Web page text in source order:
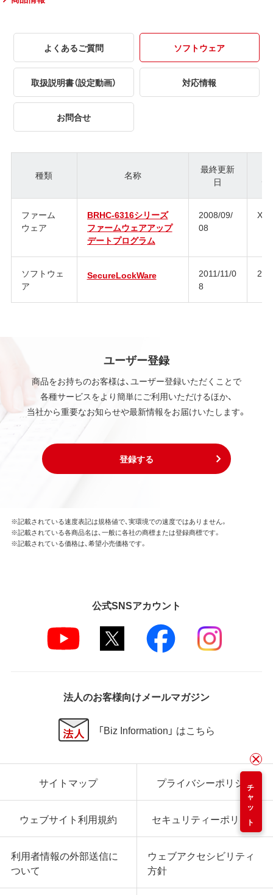
よくあるご質問 ソフトウェア
取扱説明書（設定動画） 対応情報
お問合せ
種類 名称
最終更新
日
ジ
ファーム
ウェア
BRHC-6316シリーズ
ファームウェアアップ
デートプログラム
2008/09/
08
ソフトウェ
ア
SecureLockWare
2011/11/0
8
ユーザー登録
商品をお持ちのお客様は、ユーザー登録いただくことで
各種サービスをより簡単にご利用いただけるほか、
当社から重要なお知らせや最新情報をお届けいたします。
登録する
チャット
※記載されている速度表記は規格値で、実環境での速度ではありません。
※記載されている各商品名は、一般に各社の商標または登録商標です。
※記載されている価格は、希望小売価格です。
公式SNSアカウント
法人のお客様向けメールマガジン
「Biz Information」 はこちら
サイトマップ プライバシーポリシー
ウェブサイト利用規約 セキュリティーポリシー
利用者情報の外部送信に
ついて
ウェブアクセシビリティ
方針